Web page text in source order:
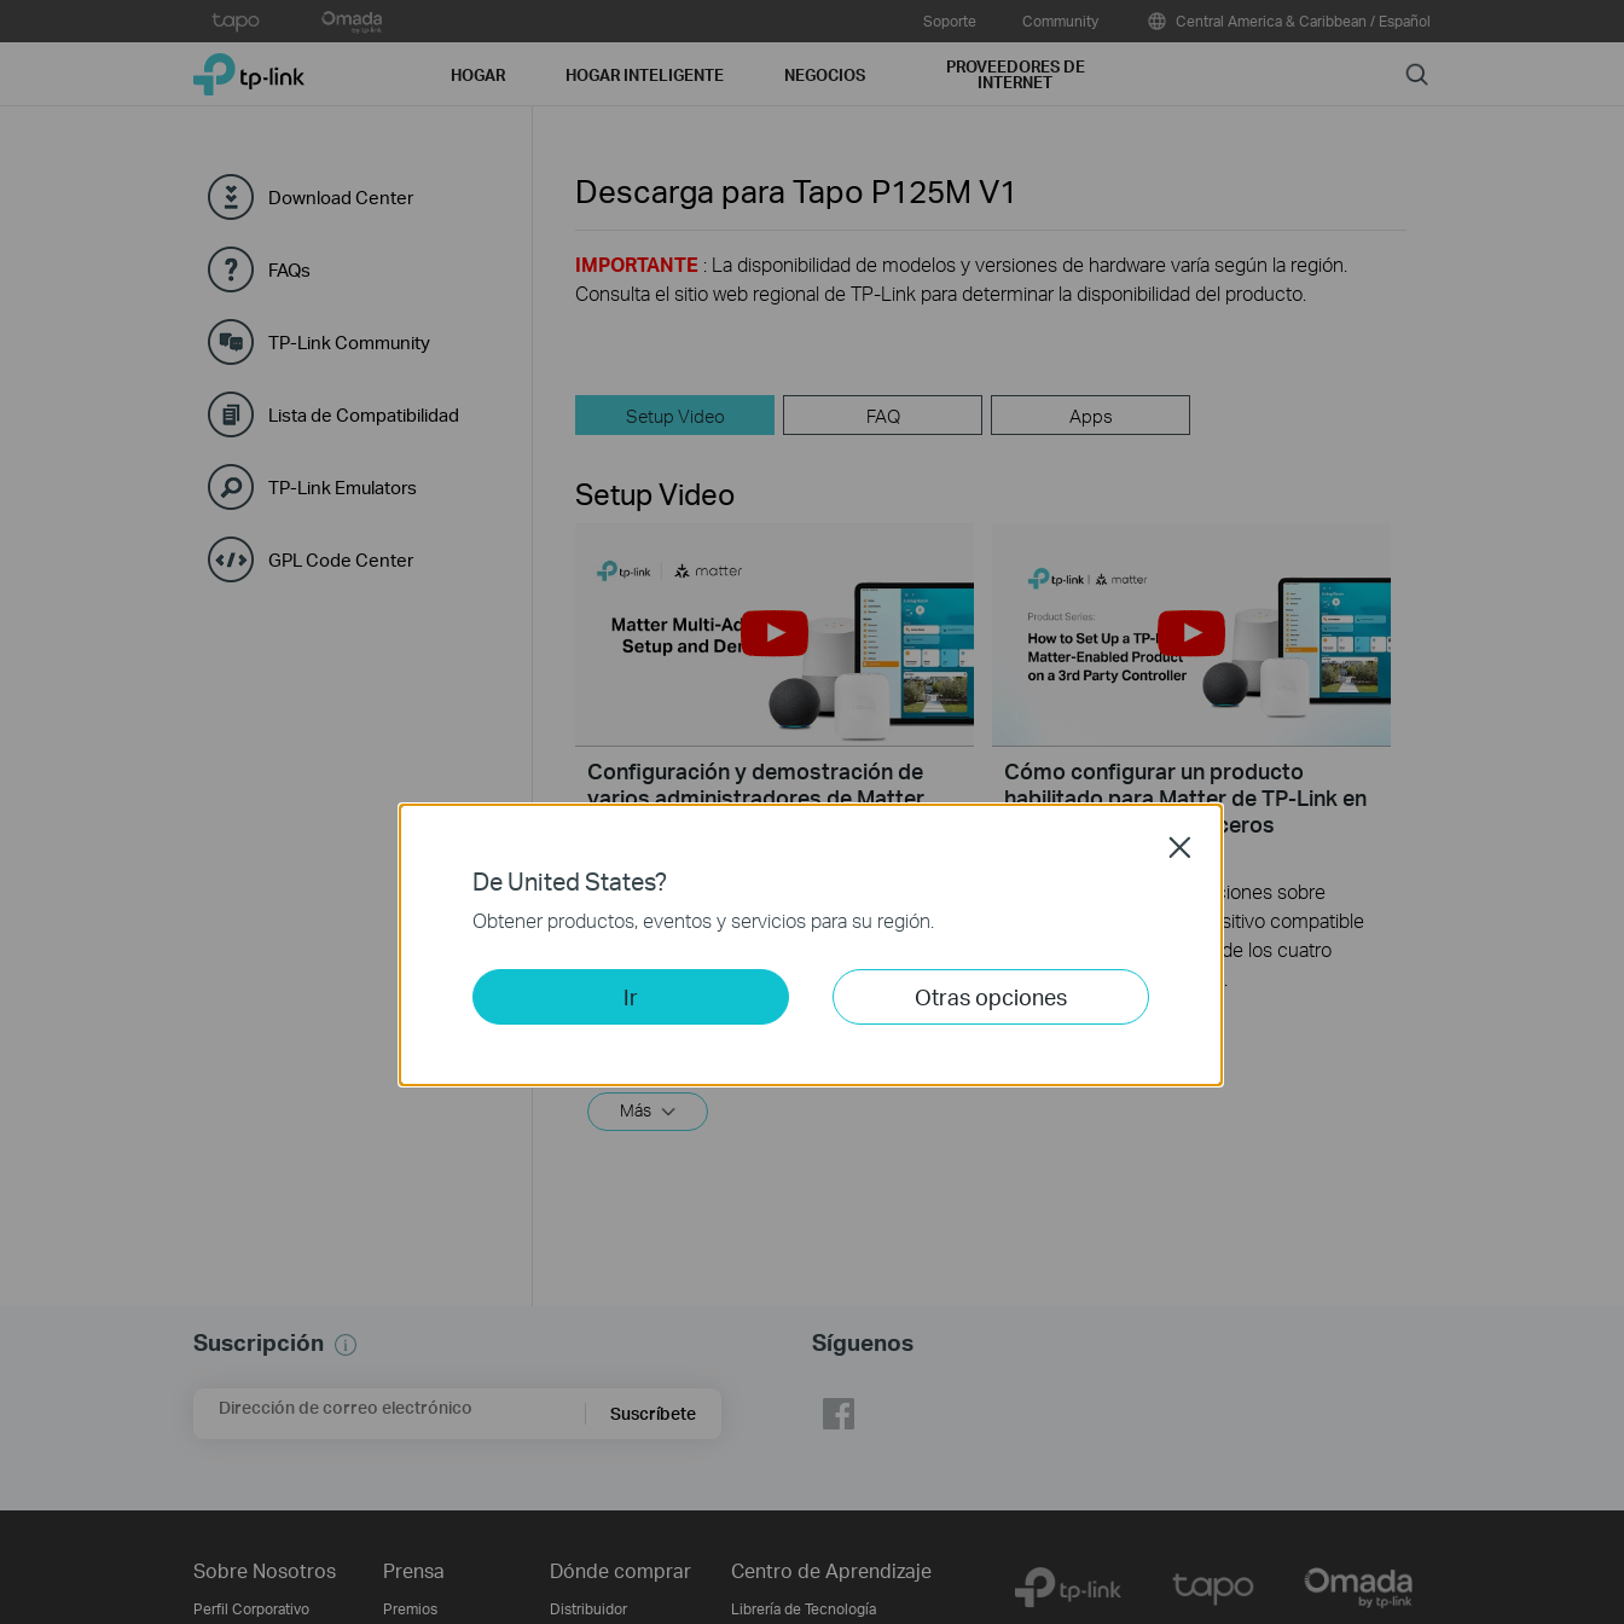
to
Soporte Community Central America & Caribbean / Español
TP-Link, Reliably Smart HOGAR HOGAR INTELIGENTE NEGOCIOS PROVEEDORES DE
INTERNET Search
Download Center
FAQs
TP-Link Community
Lista de Compatibilidad
TP-Link Emulators
GPL Code Center
Descarga para Tapo P125M V1
IMPORTANTE : La disponibilidad de modelos y versiones de hardware varía según la región.
Consulta el sitio web regional de TP-Link para determinar la disponibilidad del producto.
Setup Video FAQ Apps
Setup Video
Configuración y demostración de
varios administradores de Matter
través de múltiples sistemas domésticos
inteligentes al mismo tiempo a través de su
instrucciones sobre cómo configurar un
dispositivo habilitado para asuntos a través
Más
Cómo configurar un producto
habilitado para Matter de TP-Link en
un controlador de terceros
Este video le dará instrucciones sobre
cómo configurar un dispositivo compatible
con Matter utilizando uno de los cuatro
controladores de terceros.
Más
Suscripción
Dirección de correo electrónico Suscríbete
Síguenos
Sobre Nosotros
Perfil Corporativo
Prensa
Premios
Dónde comprar
Distribuidor
Centro de Aprendizaje
Librería de Tecnología
De United States?
Obtener productos, eventos y servicios para su región.
Ir Otras opciones
Close